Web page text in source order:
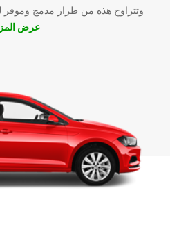
وتتراوح هذه من طراز مدمج وموفر
عرض